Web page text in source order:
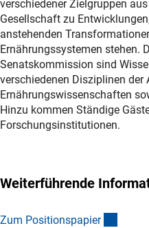
verschiedener Zielgruppen
Gesellschaft zu
anstehenden
Ernährungssystemen stehen.
Senatskommission sind
verschiedenen Disziplinen der
Ernährungswissenschaften
Hinzu kommen Ständige
Forschungsinstitutionen.
Weiterführende
Zum Positionspapier